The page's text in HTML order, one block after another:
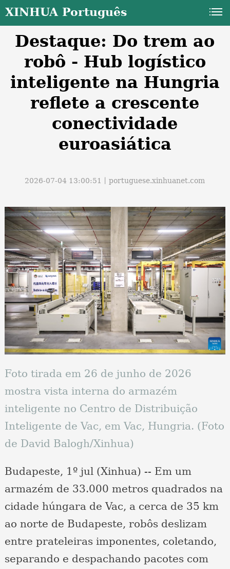
XINHUA Português
Destaque: Do trem ao
robô - Hub logístico
inteligente na Hungria
reflete a crescente
conectividade
euroasiática
2026-07-04 13:00:51丨portuguese.xinhuanet.com
Foto tirada em 26 de junho de 2026
mostra vista interna do armazém
inteligente no Centro de Distribuição
Inteligente de Vac, em Vac, Hungria. (Foto
de David Balogh/Xinhua)
Budapeste, 1º jul (Xinhua) -- Em um
armazém de 33.000 metros quadrados na
cidade húngara de Vac, a cerca de 35 km
ao norte de Budapeste, robôs deslizam
entre prateleiras imponentes, coletando,
separando e despachando pacotes com